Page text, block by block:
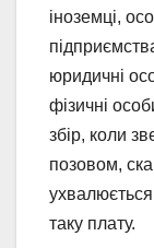
іноземці,
юридичні
фізичні
збір, коли
позовом,
таку плату.